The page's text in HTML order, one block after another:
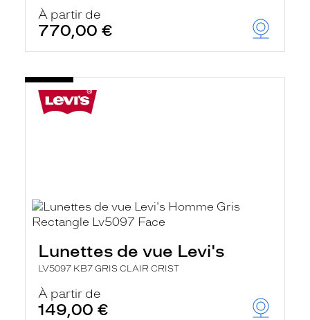
À partir de
770,00 €
Lunettes de vue Levi's
LV5097 KB7 GRIS CLAIR CRIST
À partir de
149,00 €